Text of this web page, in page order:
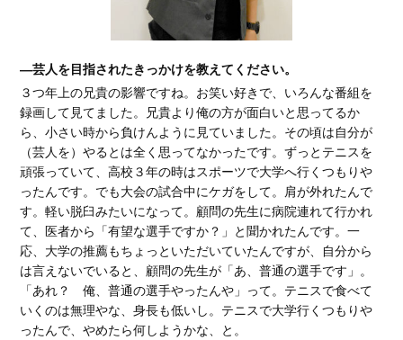
―芸人を目指されたきっかけを教えてください。
３つ年上の兄貴の影響ですね。お笑い好きで、いろんな番組を
録画して見てました。兄貴より俺の方が面白いと思ってるか
ら、小さい時から負けんように見ていました。その頃は自分が
（芸人を）やるとは全く思ってなかったです。ずっとテニスを
頑張っていて、高校３年の時はスポーツで大学へ行くつもりや
ったんです。でも大会の試合中にケガをして。肩が外れたんで
す。軽い脱臼みたいになって。顧問の先生に病院連れて行かれ
て、医者から「有望な選手ですか？」と聞かれたんです。一
応、大学の推薦もちょっといただいていたんですが、自分から
は言えないでいると、顧問の先生が「あ、普通の選手です」。
「あれ？ 俺、普通の選手やったんや」って。テニスで食べて
いくのは無理やな、身長も低いし。テニスで大学行くつもりや
ったんで、やめたら何しようかな、と。